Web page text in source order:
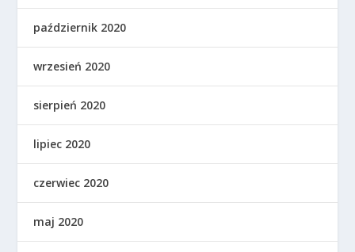
październik 2020
wrzesień 2020
sierpień 2020
lipiec 2020
czerwiec 2020
maj 2020